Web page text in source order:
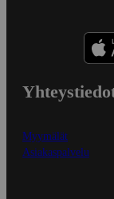
Myymälät
Asiakaspalvelu